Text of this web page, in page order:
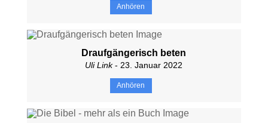
Anhören
Draufgängerisch beten
Uli Link- 23. Januar 2022
Anhören